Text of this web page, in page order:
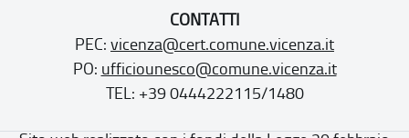
CONTATTI
PEC: vicenza@cert.comune.vicenza.it
PO: ufficiounesco@comune.vicenza.it
TEL: +39 0444222115/1480